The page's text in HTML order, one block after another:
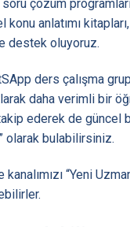
çözüm
konu anlatımı
destek oluyoruz.
ders çalışma
daha verimli bir
ederek de güncel
olarak bulabilirsiniz.
“Yeni